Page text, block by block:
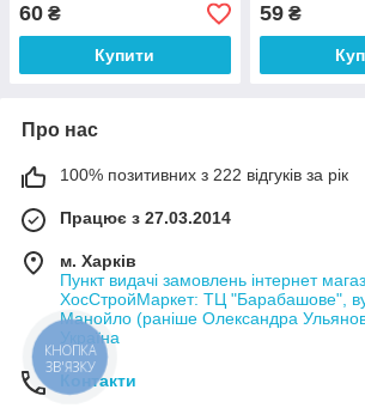
60 ₴
Купити
59₴
Про нас
100% позитивних з 222 відгуків за рік
Працює з 27.03.2014
м. Харків
Пункт видачі замовлень інтернет
ХосСтройМаркет: ТЦ "Барабашове",
Манойло (раніше Олександра
Україна
Контакти
КНОПКА
ЗВ'ЯЗКУ